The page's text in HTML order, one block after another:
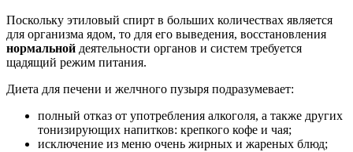
Поскольку этиловый спирт в больших количествах является
для организма ядом, то для его выведения, восстановления
нормальной деятельности органов и систем требуется
щадящий режим питания.
Диета для печени и желчного пузыря подразумевает:
полный отказ от употребления алкоголя, а также других
тонизирующих напитков: крепкого кофе и чая;
исключение из меню очень жирных и жареных блюд;